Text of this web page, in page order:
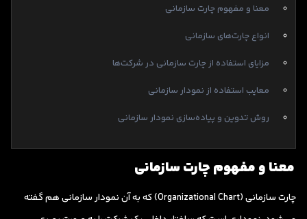
معنا و مفهوم چارت سازمانی
انواع چارت‌های سازمانی
مزایای استفاده از چارت سازمانی در شرکت‌ها
معایب استفاده از نمودار سازمانی
روش تدوین و پیاده‌سازی نمودار سازمانی
معنا و مفهوم چارت سازمانی
چارت سازمانی (Organizational Chart) که به آن نمودار سازمانی هم گفته